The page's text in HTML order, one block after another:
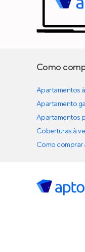
Como
Apartamentos
Apartamento
Apartamentos
Coberturas à
Como